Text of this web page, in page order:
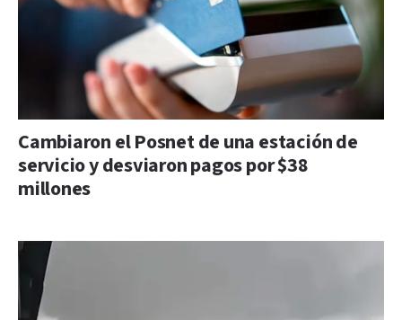
Cambiaron el Posnet de una estación de
servicio y desviaron pagos por $38
millones